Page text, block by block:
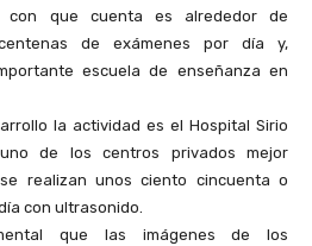
con que cuenta es alrededor de
de exámenes por día y,
escuela de enseñanza en
la actividad es el Hospital Sirio
de los centros privados mejor
realizan unos ciento cincuenta o
con ultrasonido.
que las imágenes de los